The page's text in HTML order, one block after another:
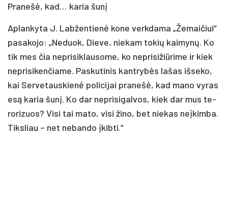
Pra­ne­šė, kad… ka­ria šu­nį
Ap­lan­ky­ta J. Lab­žen­tie­nė ko­ne verk­da­ma „Že­mai­čiui“
pa­sa­ko­jo: „Ne­duok, Die­ve, nie­kam to­kių kai­my­nų. Ko
tik mes čia ne­pri­sik­lau­so­me, ko ne­pri­si­žiū­ri­me ir kiek
ne­pri­si­ken­čia­me. Pas­ku­ti­nis kant­ry­bės la­šas iš­se­ko,
kai Ser­ve­taus­kie­nė po­li­ci­jai pra­ne­šė, kad ma­no vy­ras
esą ka­ria šu­nį. Ko dar ne­pri­si­gal­vos, kiek dar mus te­
ro­ri­zuos? Vi­si tai ma­to, vi­si ži­no, bet nie­kas neį­kim­ba.
Tiks­liau – net ne­ban­do įkib­ti.“